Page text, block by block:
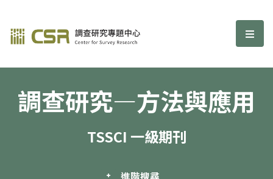
調查研究—方法與應用期刊 選
調查研究—方法與應用
TSSCI 一級期刊
進階搜尋